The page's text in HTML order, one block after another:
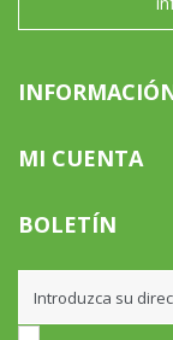
MI CUENTA
BOLETÍN